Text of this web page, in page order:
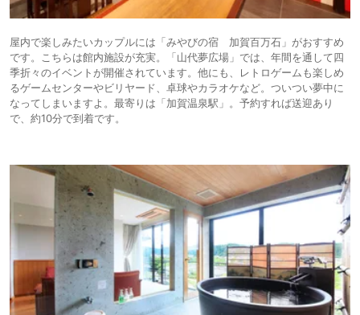
屋内で楽しみたいカップルには「みやびの宿 加賀百万石」がおすすめ
です。こちらは館内施設が充実。「山代夢広場」では、年間を通して四
季折々のイベントが開催されています。他にも、レトロゲームも楽しめ
るゲームセンターやビリヤード、卓球やカラオケなど。ついつい夢中に
なってしまいますよ。最寄りは「加賀温泉駅」。予約すれば送迎あり
で、約10分で到着です。